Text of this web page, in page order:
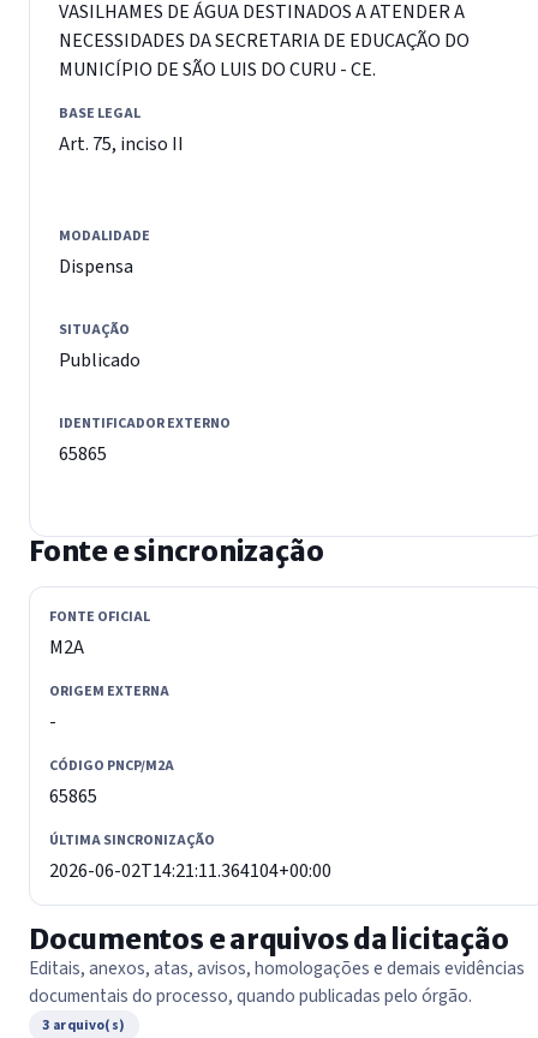
VASILHAMES DE ÁGUA DESTINADOS A ATENDER A
NECESSIDADES DA SECRETARIA DE EDUCAÇÃO DO
MUNICÍPIO DE SÃO LUIS DO CURU - CE.
BASE LEGAL
Art. 75, inciso II
MODALIDADE
Dispensa
SITUAÇÃO
Publicado
IDENTIFICADOR EXTERNO
65865
Fonte e sincronização
FONTE OFICIAL
M2A
ORIGEM EXTERNA
-
CÓDIGO PNCP/M2A
65865
ÚLTIMA SINCRONIZAÇÃO
2026-06-02T14:21:11.364104+00:00
Documentos e arquivos da licitação
Editais, anexos, atas, avisos, homologações e demais evidências
documentais do processo, quando publicadas pelo órgão.
3 arquivo(s)